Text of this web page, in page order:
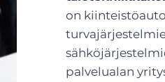
on
palvelualan